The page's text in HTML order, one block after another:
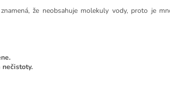
že neobsahuje molekuly vody, proto je
nečistoty.